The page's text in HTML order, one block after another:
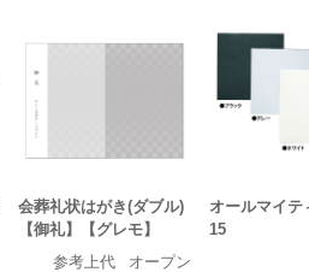
会葬礼状はがき(ダブル)
【御礼】【グレモ】
参考上代
オープン
オールマイテ
15